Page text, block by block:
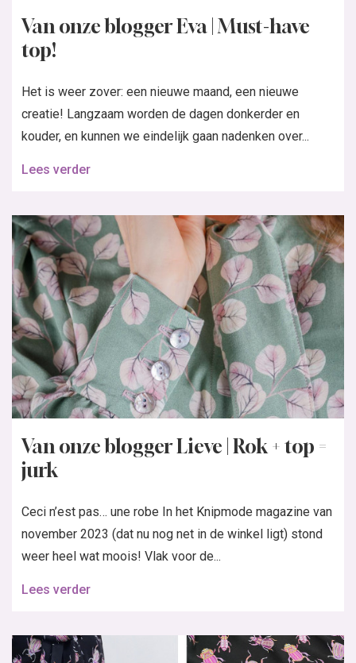
Van onze blogger Eva | Must-have
top!
Het is weer zover: een nieuwe maand, een nieuwe
creatie! Langzaam worden de dagen donkerder en
kouder, en kunnen we eindelijk gaan nadenken over...
Lees verder
Van onze blogger Lieve | Rok + top =
jurk
Ceci n’est pas… une robe In het Knipmode magazine van
november 2023 (dat nu nog net in de winkel ligt) stond
weer heel wat moois! Vlak voor de...
Lees verder